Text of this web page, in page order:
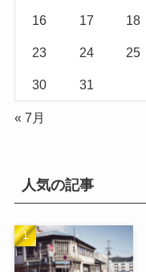
16 17 18
23 24 25
30 31
« 7月
人気の記事